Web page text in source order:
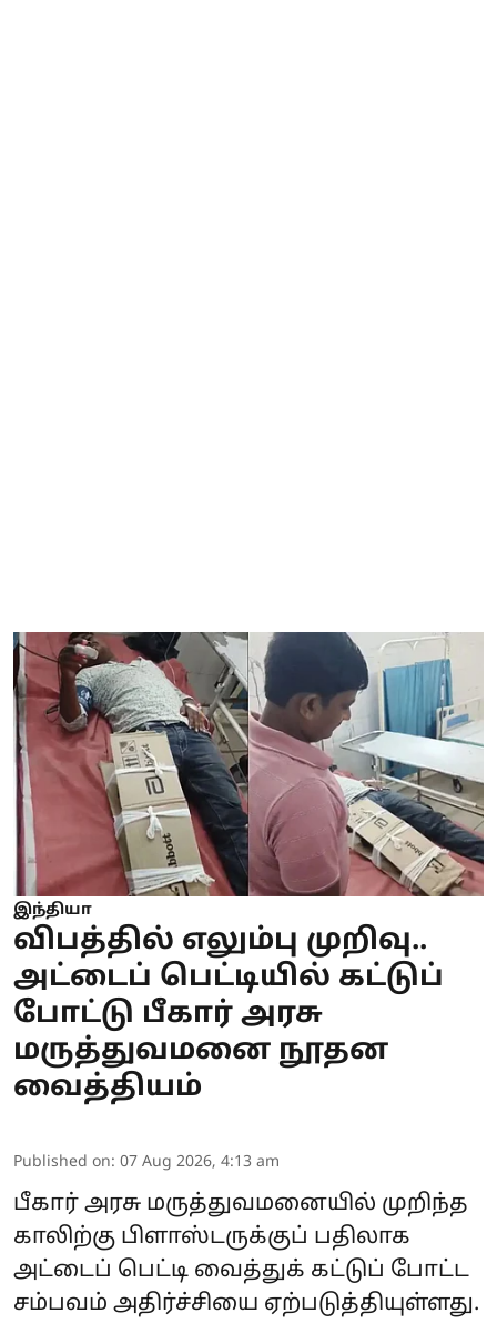
இந்தியா
விபத்தில் எலும்பு முறிவு..
அட்டைப் பெட்டியில் கட்டுப்
போட்டு பீகார் அரசு
மருத்துவமனை நூதன
வைத்தியம்
Published on: 07 Aug 2026, 4:13 am
பீகார் அரசு மருத்துவமனையில் முறிந்த
காலிற்கு பிளாஸ்டருக்குப் பதிலாக
அட்டைப் பெட்டி வைத்துக் கட்டுப் போட்ட
சம்பவம் அதிர்ச்சியை ஏற்படுத்தியுள்ளது.